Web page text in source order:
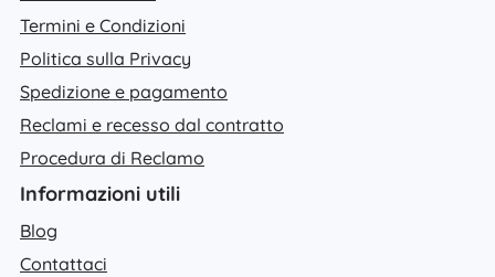
Termini e Condizioni
Politica sulla Privacy
Spedizione e pagamento
Reclami e recesso dal contratto
Procedura di Reclamo
Informazioni utili
Blog
Contattaci